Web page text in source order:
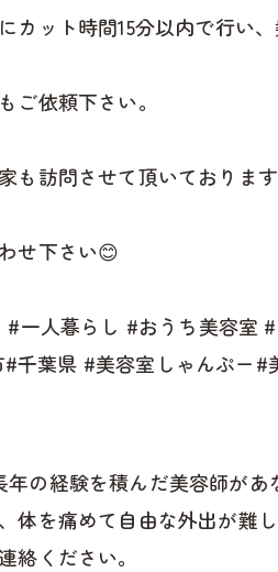
カット時間15分以内で行い
ご依頼下さい。
訪問させて頂いております
せ下さい😊
一人暮らし #おうち美容室
葉県 #美容室しゃんぷー
の経験を積んだ美容師が
体を痛めて自由な外出が
ください。